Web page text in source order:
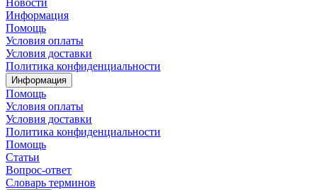
Новости
Информация
Помощь
Условия оплаты
Условия доставки
Политика конфиденциальности
Информация
Помощь
Условия оплаты
Условия доставки
Политика конфиденциальности
Помощь
Статьи
Вопрос-ответ
Словарь терминов